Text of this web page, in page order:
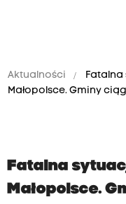
Aktualności
Małopolsce. Gminy
Fatalna
Małopolsce.